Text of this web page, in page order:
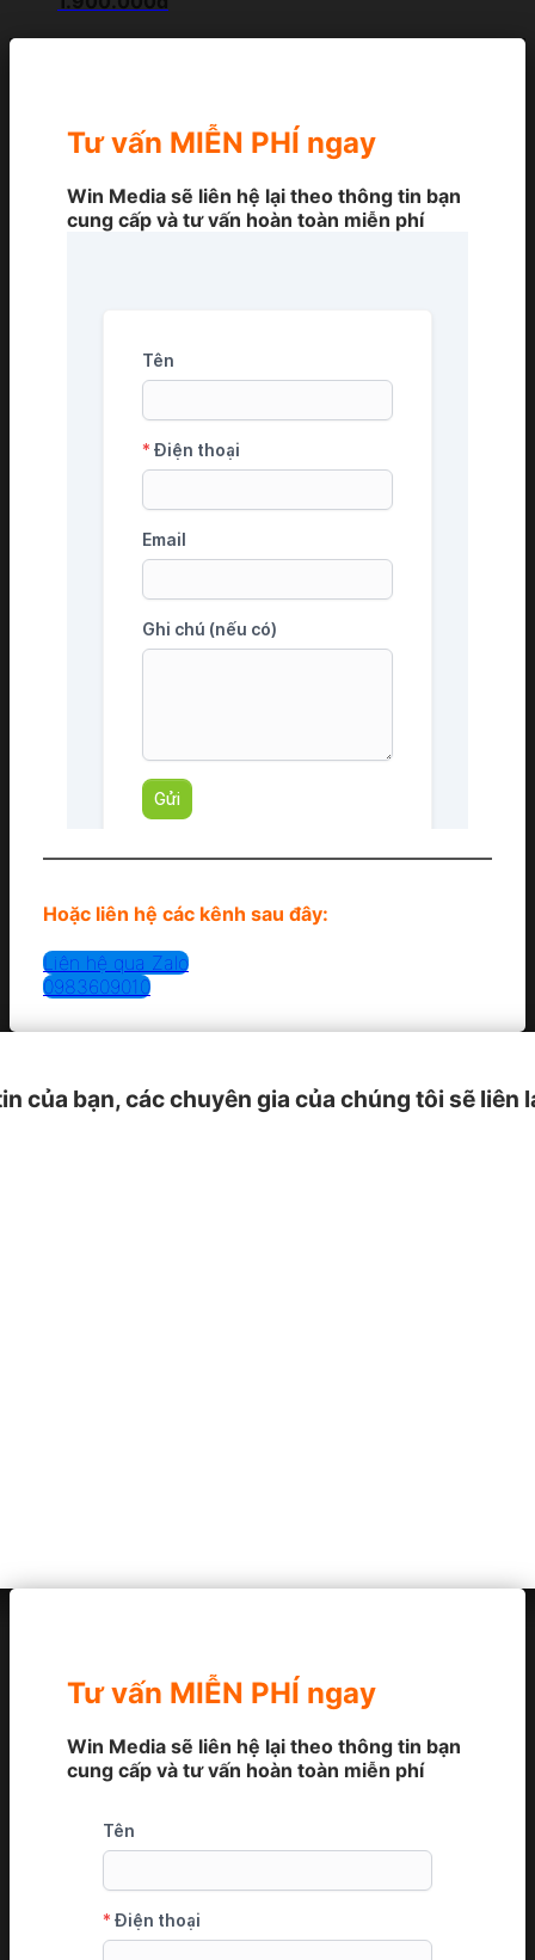
Tư vấn MIỄN PHÍ ngay
Win Media sẽ liên hệ lại theo thông tin bạn
cung cấp và tư vấn hoàn toàn miễn phí
Hoặc liên hệ các kênh sau đây:
Liên hệ qua Zalo
0983609010
của bạn, các chuyên gia của chúng tôi sẽ liên
Tư vấn MIỄN PHÍ ngay
Win Media sẽ liên hệ lại theo thông tin bạn
cung cấp và tư vấn hoàn toàn miễn phí